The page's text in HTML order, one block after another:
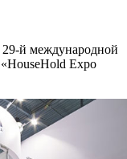
29-й международной
Expo